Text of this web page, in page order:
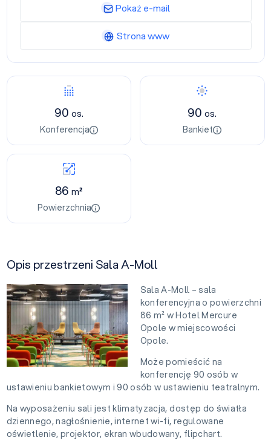
90 os.
Konferencja
90os.
Bankiet
86m²
Powierzchnia
Opis przestrzeni Sala A-Moll
Sala A-Moll – sala
konferencyjna o powierzchni
86 m² w Hotel Mercure
Opole w miejscowości
Opole.
Może pomieścić na
konferencję 90 osób w
ustawieniu bankietowym i 90 osób w ustawieniu teatralnym.
Na wyposażeniu sali jest klimatyzacja, dostęp do światła
dziennego, nagłośnienie, internet wi-fi, regulowane
oświetlenie, projektor, ekran wbudowany, flipchart.
Pokaż e-mail
Strona www